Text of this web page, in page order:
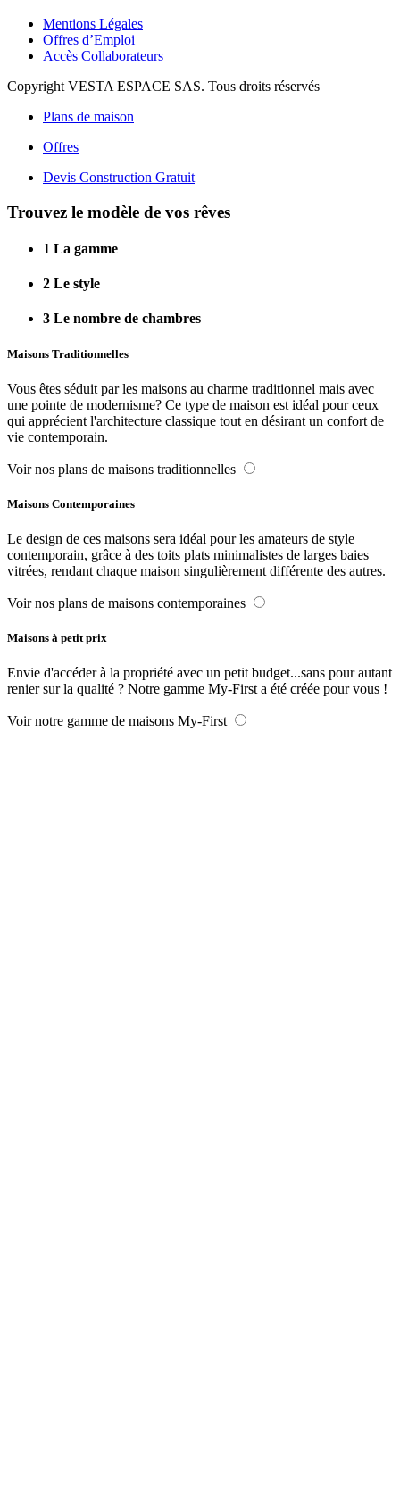
Mentions Légales
Offres d’Emploi
Accès Collaborateurs
Copyright VESTA ESPACE SAS. Tous droits réservés
Plans de maison
Offres
Devis Construction Gratuit
Trouvez le modèle de vos rêves
1 La gamme
2 Le style
3 Le nombre de chambres
Maisons Traditionnelles
Vous êtes séduit par les maisons au charme traditionnel mais avec
une pointe de modernisme? Ce type de maison est idéal pour ceux
qui apprécient l'architecture classique tout en désirant un confort de
vie contemporain.
Voir nos plans de maisons traditionnelles
Maisons Contemporaines
Le design de ces maisons sera idéal pour les amateurs de style
contemporain, grâce à des toits plats minimalistes de larges baies
vitrées, rendant chaque maison singulièrement différente des autres.
Voir nos plans de maisons contemporaines
Maisons à petit prix
Envie d'accéder à la propriété avec un petit budget...sans pour autant
renier sur la qualité ? Notre gamme My-First a été créée pour vous !
Voir notre gamme de maisons My-First